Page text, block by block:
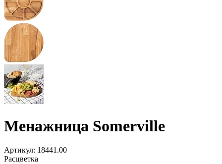
Менажница Somerville
Артикул: 18441.00
Расцветка